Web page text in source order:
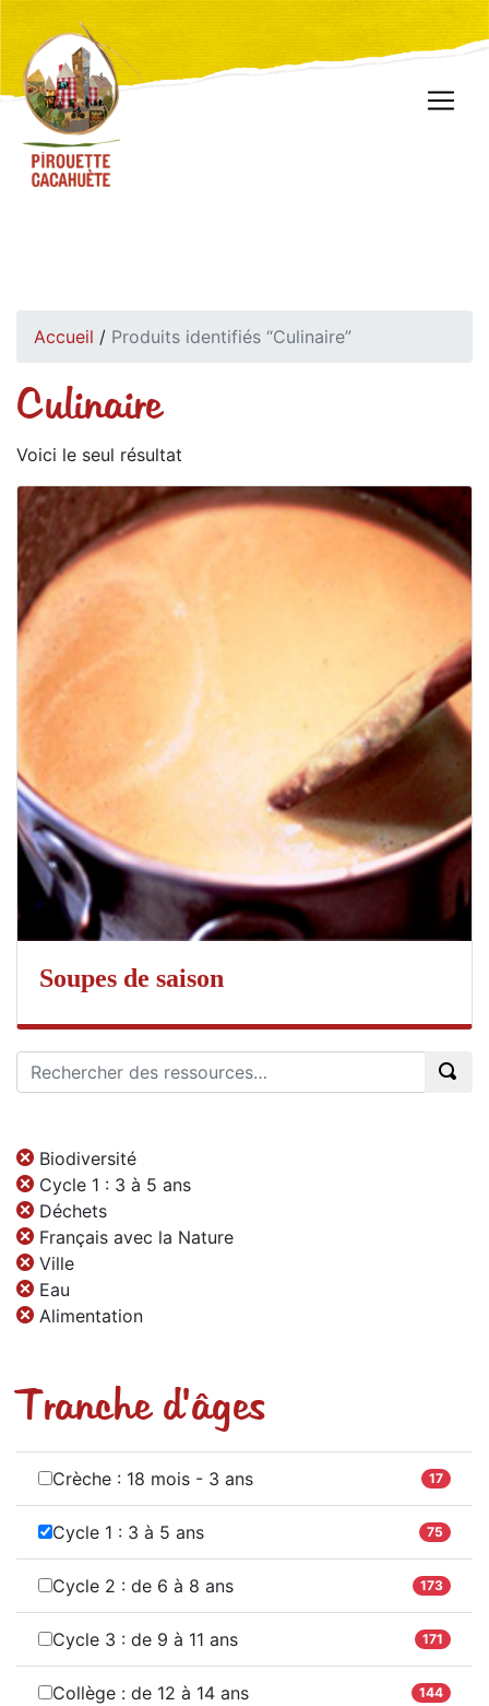
Accueil / Produits identifiés “Culinaire”
Culinaire
Voici le seul résultat
Soupes de saison
Biodiversité
Cycle 1 : 3 à 5 ans
Déchets
Français avec la Nature
Ville
Eau
Alimentation
Tranche d'âges
Crèche : 18 mois - 3 ans 17
Cycle 1 : 3 à 5 ans 75
Cycle 2 : de 6 à 8 ans 173
Cycle 3 : de 9 à 11 ans 171
Collège : de 12 à 14 ans 144